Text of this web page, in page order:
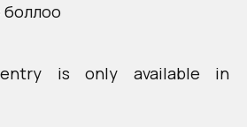
боллоо
is only available in